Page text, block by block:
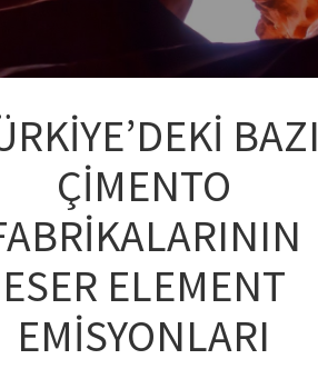
BAZI
ÇİMENTO
ESER ELEMENT
EMİSYONLARI